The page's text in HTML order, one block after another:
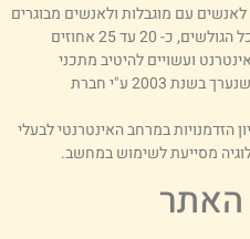
עם מוגבלות ולאנשים מבוגרים
לגלוש באותה רמה של יעילות והנאה ככל הגולשים, כ- 20 עד 25 אחוזים
ועשויים להיטיב מתכני
אינטרנט נגישים יותר, כך על פי מחקר שנערך בשנת 2003 ע"י חברת
במרחב האינטרנטי לבעלי
מסייעת לשימוש במחשב.